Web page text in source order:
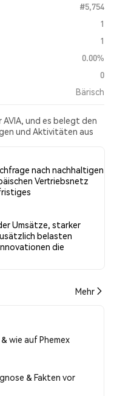
#5,754
1
1
0.00%
0
Bärisch
und es belegt den
und Aktivitäten aus
Medien Bärisch.
über AVIA veröffentlicht.
bullishe Stimmung im
bärischen Stimmung
gegenüber AVIA.
nach nachhaltigen
Vertriebsnetz
Umsätze, starker
belasten
die
Mehr
wie auf Phemex
& Fakten vor